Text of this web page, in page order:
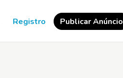
Registro Publicar Anúncio